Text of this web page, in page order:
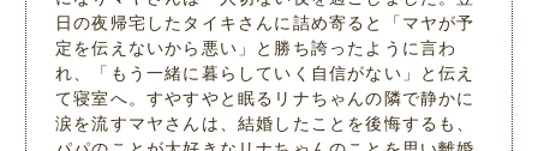
日の夜帰宅したタイキさんに詰め寄ると「マヤが予
定を伝えないから悪い」と勝ち誇ったように言わ
れ、「もう一緒に暮らしていく自信がない」と伝え
て寝室へ。すやすやと眠るリナちゃんの隣で静かに
涙を流すマヤさんは、結婚したことを後悔するも、